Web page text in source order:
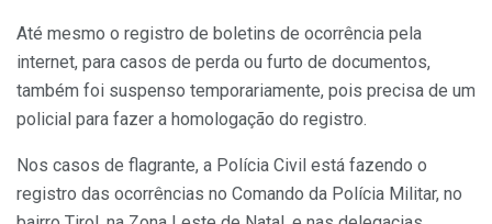
Até mesmo o registro de boletins de ocorrência pela
internet, para casos de perda ou furto de documentos,
também foi suspenso temporariamente, pois precisa de um
policial para fazer a homologação do registro.
Nos casos de flagrante, a Polícia Civil está fazendo o
registro das ocorrências no Comando da Polícia Militar, no